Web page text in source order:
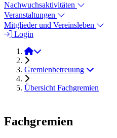
Nachwuchsaktivitäten
Veranstaltungen
Mitglieder und Vereinsleben
Login
2021
Gremienbetreuung
Übersicht Fachgremien
Fachgremien